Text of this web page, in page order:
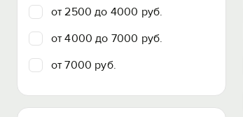
от 2500 до 4000 руб.
от 4000 до 7000 руб.
от 7000 руб.